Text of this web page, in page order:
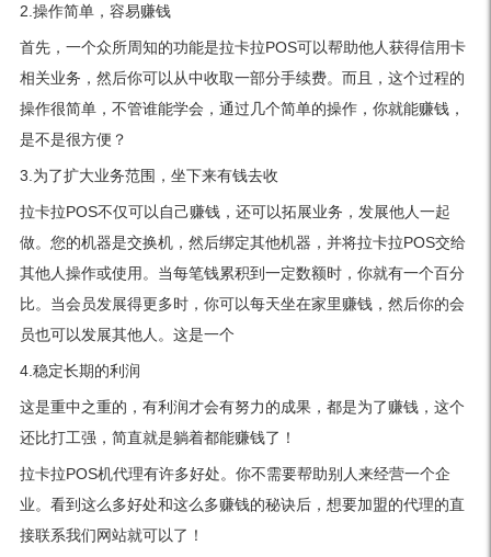
2.操作简单，容易赚钱
首先，一个众所周知的功能是拉卡拉POS可以帮助他人获得信用卡
相关业务，然后你可以从中收取一部分手续费。而且，这个过程的
操作很简单，不管谁能学会，通过几个简单的操作，你就能赚钱，
是不是很方便？
3.为了扩大业务范围，坐下来有钱去收
拉卡拉POS不仅可以自己赚钱，还可以拓展业务，发展他人一起
做。您的机器是交换机，然后绑定其他机器，并将拉卡拉POS交给
其他人操作或使用。当每笔钱累积到一定数额时，你就有一个百分
比。当会员发展得更多时，你可以每天坐在家里赚钱，然后你的会
员也可以发展其他人。这是一个
4.稳定长期的利润
这是重中之重的，有利润才会有努力的成果，都是为了赚钱，这个
还比打工强，简直就是躺着都能赚钱了！
拉卡拉POS机代理有许多好处。你不需要帮助别人来经营一个企
业。看到这么多好处和这么多赚钱的秘诀后，想要加盟的代理的直
接联系我们网站就可以了！